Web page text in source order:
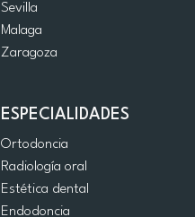
Sevilla
Malaga
Zaragoza
ESPECIALIDADES
Ortodoncia
Radiología oral
Estética dental
Endodoncia